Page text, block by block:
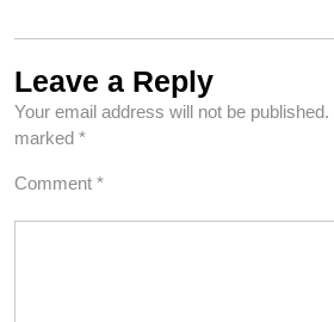
Leave a Reply
Your email address will not be published.
marked *
Comment *